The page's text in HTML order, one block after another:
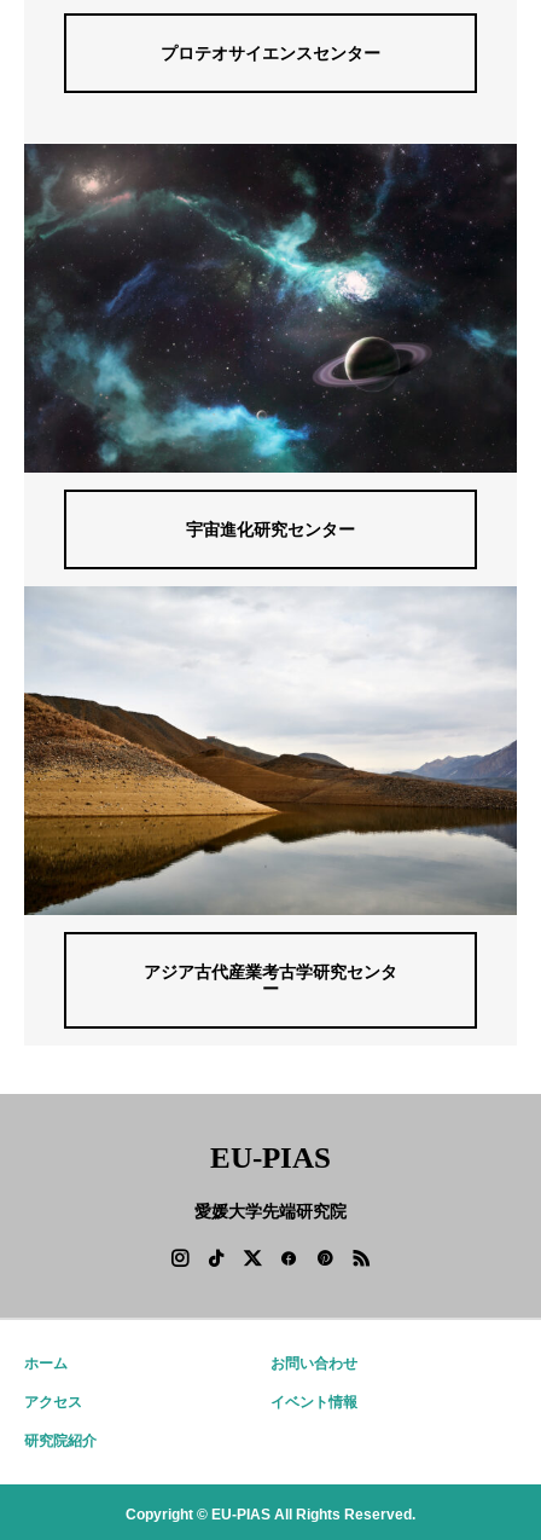
プロテオサイエンスセンター
宇宙進化研究センター
アジア古代産業考古学研究センタ
ー
EU-PIAS
愛媛大学先端研究院
ホーム お問い合わせ
アクセス イベント情報
研究院紹介
Copyright © EU-PIAS All Rights Reserved.